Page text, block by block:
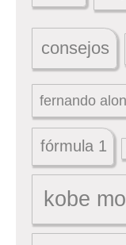
consejos
fernando
fórmula 1
kobe